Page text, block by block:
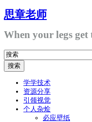
思章老师
When your legs
学学技术
资源分享
引领视觉
个人杂烩
必应壁纸